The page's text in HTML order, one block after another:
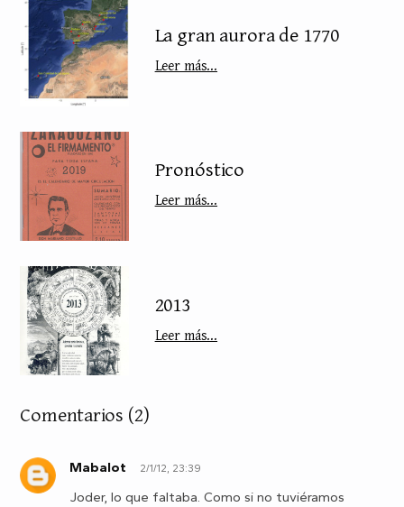
La gran aurora de 1770
Leer más...
Pronóstico
Leer más...
2013
Leer más...
Comentarios (2)
M Mabalot 2/1/12, 23:39
Joder, lo que faltaba. Como si no tuviéramos